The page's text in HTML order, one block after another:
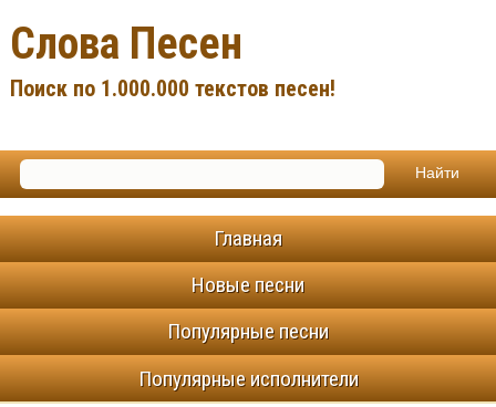
Слова Песен
Поиск по 1.000.000 текстов песен!
Главная
Новые песни
Популярные песни
Популярные исполнители